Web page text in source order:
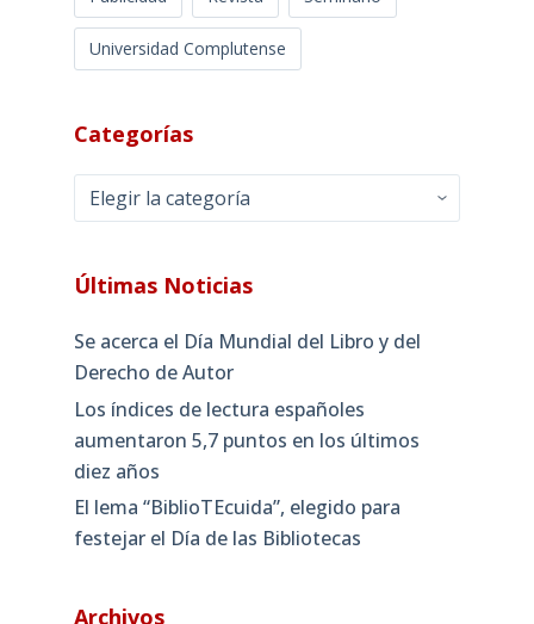
Universidad Complutense
Categorías
Categorías
Últimas Noticias
Se acerca el Día Mundial del Libro y del
Derecho de Autor
Los índices de lectura españoles
aumentaron 5,7 puntos en los últimos
diez años
El lema “BiblioTEcuida”, elegido para
festejar el Día de las Bibliotecas
Archivos